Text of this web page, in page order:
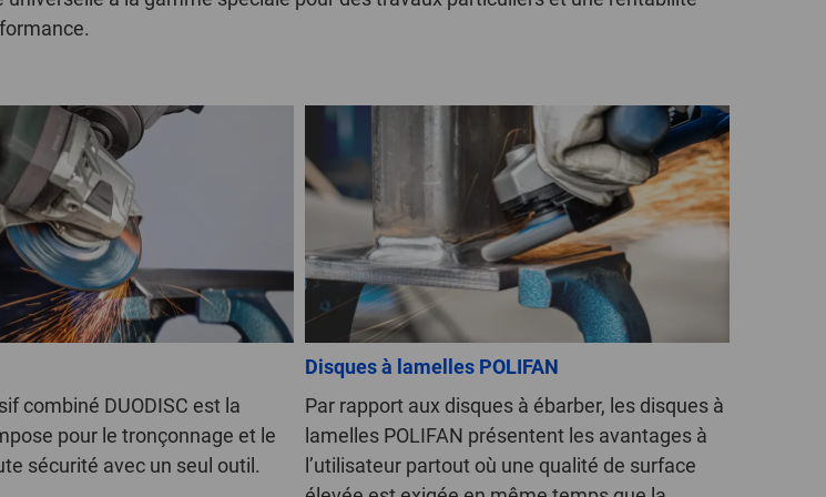
SWEDEN
SWITZERLAND
ASIA/PACIFIC
AUSTRALIA
AFRICA
SOUTH
combiné DUODISC est la
pour le tronçonnage et le
sécurité avec un seul outil.
Disques à lamelles POLIFAN
Par rapport aux disques à ébarber, les disques à
lamelles POLIFAN présentent les avantages à
l’utilisateur partout où une qualité de surface